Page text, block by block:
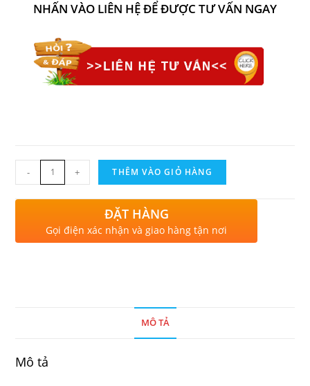
NHẤN VÀO LIÊN HỆ ĐỂ ĐƯỢC TƯ VẤN NGAY
- + THÊM VÀO GIỎ HÀNG
ĐẶT HÀNG
Gọi điện xác nhận và giao hàng tận nơi
MÔ TẢ
Mô tả